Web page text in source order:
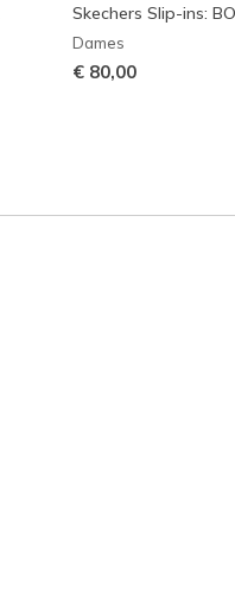
Skechers Slip-ins:
Dames
€ 80,00